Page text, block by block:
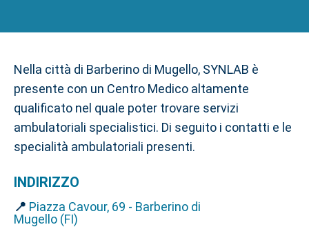
Nella città di Barberino di Mugello, SYNLAB è
presente con un Centro Medico altamente
qualificato nel quale poter trovare servizi
ambulatoriali specialistici. Di seguito i contatti e le
specialità ambulatoriali presenti.
INDIRIZZO
📍 Piazza Cavour, 69 - Barberino di
Mugello (FI)